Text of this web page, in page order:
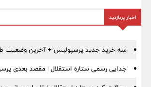
اخبار پربازدید
سه خرید جدید پرسپولیس + آخرین وضعیت
جدایی رسمی ستاره استقلال | مقصد بعدی